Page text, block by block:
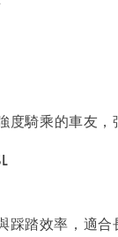
度騎乘的車友，
踩踏效率，適